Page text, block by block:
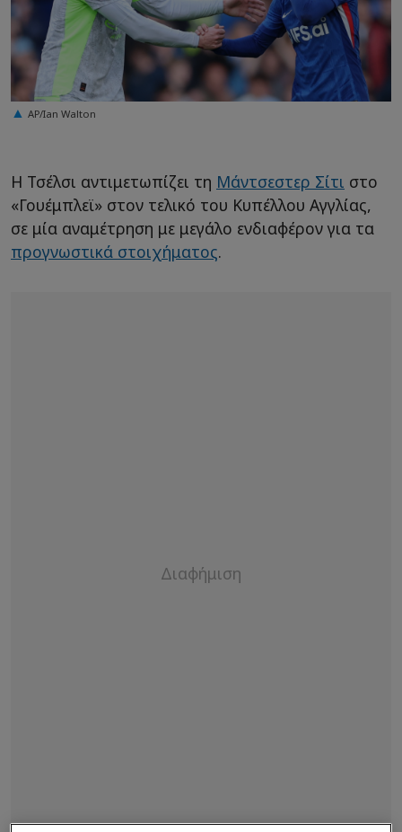
AP/Ian Walton
Η Τσέλσι αντιμετωπίζει τη Μάντσεστερ Σίτι στο
«Γουέμπλεϊ» στον τελικό του Κυπέλλου Αγγλίας,
σε μία αναμέτρηση με μεγάλο ενδιαφέρον για τα
προγνωστικά στοιχήματος.